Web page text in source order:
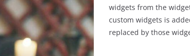
widgets from the
custom widgets is
replaced by those